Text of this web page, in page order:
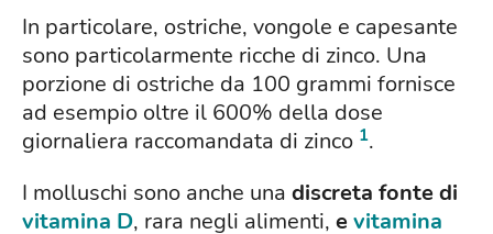
In particolare, ostriche, vongole e capesante
sono particolarmente ricche di zinco. Una
porzione di ostriche da 100 grammi fornisce
ad esempio oltre il 600% della dose
giornaliera raccomandata di zinco 1.
I molluschi sono anche una discreta fonte di
vitamina D, rara negli alimenti, evitamina